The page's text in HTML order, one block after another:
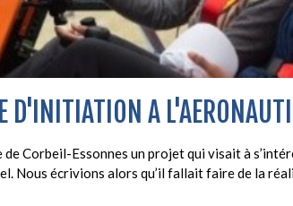
A
Corbeil-Essonnes un projet qui visait à
Nous écrivions alors qu’il fallait faire de la